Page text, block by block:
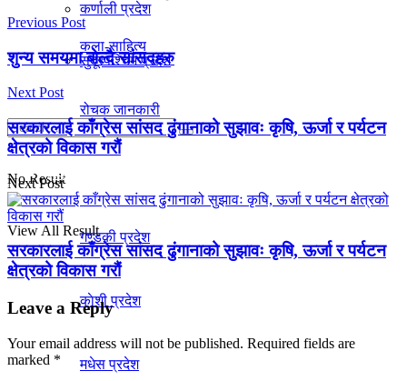
कर्णाली प्रदेश
सुदूरपश्चिम प्रदेश
No Result
View All Result
कला-साहित्य
रोचक जानकारी
प्रदेश
गण्डकी प्रदेश
काेशी प्रदेश
मधेस प्रदेश
Previous Post
शुन्य समयमा बोल्दै सांसदहरु
Next Post
सरकारलाई काँग्रेस सांसद ढुंगानाको सुझावः कृषि, ऊर्जा र पर्यटन
क्षेत्रको विकास गरौं
Next Post
सरकारलाई काँग्रेस सांसद ढुंगानाको सुझावः कृषि, ऊर्जा र पर्यटन
क्षेत्रको विकास गरौं
Leave a Reply
Your email address will not be published. Required fields are
marked *